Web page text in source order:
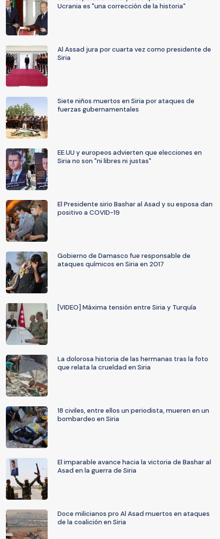
Ucrania es "una corrección de la historia"
Al Assad jura por cuarta vez como presidente de
Siria
Siete niños muertos en Siria por ataques de
fuerzas gubernamentales
EE.UU y europeos advierten que elecciones en
Siria no son "ni libres ni justas"
El Presidente sirio Bashar al Asad y su esposa dan
positivo a COVID-19
Gobierno de Damasco fue responsable de
ataques químicos en Siria en 2017
[VIDEO] Máxima tensión entre Siria y Turquía
La dolorosa historia de las hermanas tras la foto
que relata la crueldad en Siria
18 civiles, entre ellos un periodista, mueren en un
bombardeo en Siria
El imparable avance hacia la victoria de Bashar al
Asad en la guerra de Siria
Doce milicianos pro Al Asad muertos en ataques
de la coalición en Siria